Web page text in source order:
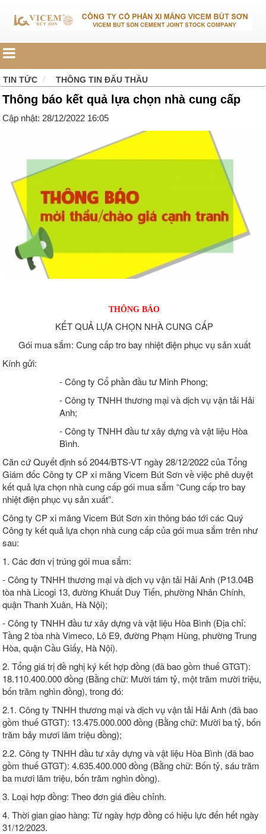
TIN TỨC THÔNG TIN ĐẤU THẦU
Thông báo kết quả lựa chọn nhà cung cấp
Cập nhật: 28/12/2022 16:05
THÔNG BÁO
KẾT QUẢ LỰA CHỌN NHÀ CUNG CẤP
Gói mua sắm: Cung cấp tro bay nhiệt điện phục vụ sản xuất
Kính gửi:
- Công ty Cổ phần đầu tư Minh Phong;
- Công ty TNHH thương mại và dịch vụ vận tải Hải
Anh;
- Công ty TNHH đầu tư xây dựng và vật liệu Hòa
Bình.
Căn cứ Quyết định số 2044/BTS-VT ngày 28/12/2022 của Tổng
Giám đốc Công ty CP xi măng Vicem Bút Sơn về việc phê duyệt
kết quả lựa chọn nhà cung cấp gói mua sắm “Cung cấp tro bay
nhiệt điện phục vụ sản xuất”.
Công ty CP xi măng Vicem Bút Sơn xin thông báo tới các Quý
Công ty kết quả lựa chọn nhà cung cấp của gói mua sắm trên như
sau:
1. Các đơn vị trúng gói mua sắm:
- Công ty TNHH thương mại và dịch vụ vận tải Hải Anh (P13.04B
tòa nhà Licogi 13, đường Khuất Duy Tiến, phường Nhân Chính,
quận Thanh Xuân, Hà Nội);
- Công ty TNHH đầu tư xây dựng và vật liệu Hòa Bình (Địa chỉ:
Tầng 2 tòa nhà Vimeco, Lô E9, đường Phạm Hùng, phường Trung
Hòa, quận Cầu Giấy, Hà Nội).
2. Tổng giá trị đề nghị ký kết hợp đồng (đã bao gồm thuế GTGT):
18.110.400.000 đồng (Bằng chữ: Mười tám tỷ, một trăm mười triệu,
bốn trăm nghìn đồng), trong đó:
2.1. Công ty TNHH thương mại và dịch vụ vận tải Hải Anh (đã bao
gồm thuế GTGT): 13.475.000.000 đồng (Bằng chữ: Mười ba tỷ, bốn
trăm bảy mươi lăm triệu đồng);
2.2. Công ty TNHH đầu tư xây dựng và vật liệu Hòa Bình (đã bao
gồm thuế GTGT): 4.635.400.000 đồng (Bằng chữ: Bốn tỷ, sáu trăm
ba mươi lăm triệu, bốn trăm nghìn đồng).
3. Loại hợp đồng: Theo đơn giá điều chỉnh.
4. Thời gian giao hàng: Từ ngày hợp đồng có hiệu lực đến hết ngày
31/12/2023.